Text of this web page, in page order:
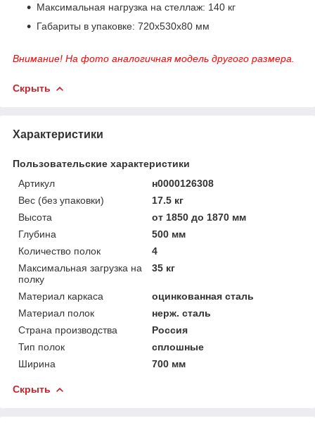
Максимальная нагрузка на стеллаж: 140 кг
Габариты в упаковке: 720х530х80 мм
Внимание! На фото аналогичная модель другого размера.
Скрыть
Характеристики
Пользовательские характеристики
Артикул
н0000126308
Вес (без упаковки)
17.5 кг
Высота
от 1850 до 1870 мм
Глубина
500 мм
Количество полок
4
Максимальная загрузка на
полку
35 кг
Материал каркаса
оцинкованная сталь
Материал полок
нерж. сталь
Страна производства
Россия
Тип полок
сплошные
Ширина
700 мм
Скрыть